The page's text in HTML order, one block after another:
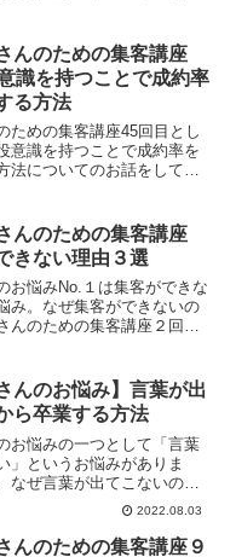
んのための集客講座
識を持つことで成約率
る方法
ための集客講座45回目とし
意識を持つことで成約率を
法についてのお話をしてい
んのための集客講座
きない理由３選
お悩みNo.１は集客ができな
み。なぜ集客ができないの
んのための集客講座２回目
んのお悩み】言葉が出
ら卒業する方法
お悩みの一つとして「言葉
」というお悩みがありま
なぜ言葉が出てこないの
ら言葉が出てこないから卒
について、ご紹介していき
2022.08.03
んのための集客講座９